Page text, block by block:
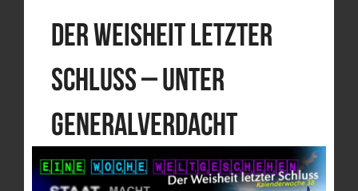
Der Weisheit letzter
Schluss – Unter
Generalverdacht